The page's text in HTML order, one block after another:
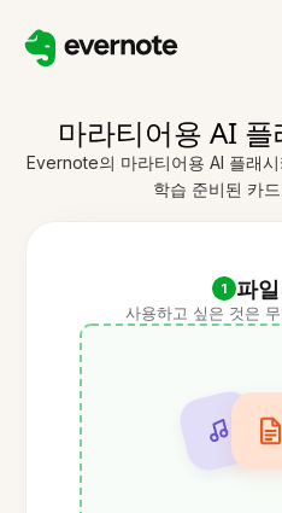
마라티어용 AI
Evernote의 마라티어용 AI 플래
학습 준비된 카
1 파
사용하고 싶은 것은